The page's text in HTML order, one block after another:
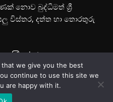
නොව බුද්ධිමත් ශ්‍රී
විස්තර, දත්ත හා තොරතුරු
Instagram
we give you the best
continue to use this site we
are happy with it.